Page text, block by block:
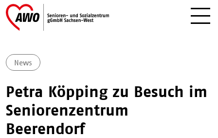
News
Petra Köpping zu Besuch im
Seniorenzentrum
Beerendorf